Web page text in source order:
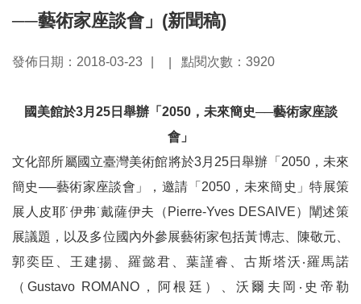
於
美
參
觀
展
覽
典
──藝術家座談會」(新聞稿)
發佈日期：2018-03-23 點閱次數：3920
國美館於3月 25日舉辦「 2050，未來簡史──藝術家座談
會」
文化部所屬國立臺灣美術館將於3月 25日舉辦「 2050，未來
簡史──藝術家座談會」，邀請「 2050，未來簡史」特展策
展人皮耶˙伊弗˙戴薩伊夫（ Pierre-Yves DESAIVE）闡述策
展議題，以及多位國內外參展藝術家包括黃博志、陳敬元、
郭奕臣、王建揚、羅懿君、葉謹睿、古斯塔沃‧羅馬諾
（Gustavo ROMANO，阿根廷）、沃爾夫岡‧史帝勒